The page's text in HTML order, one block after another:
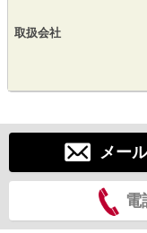
取扱会社
メー
電